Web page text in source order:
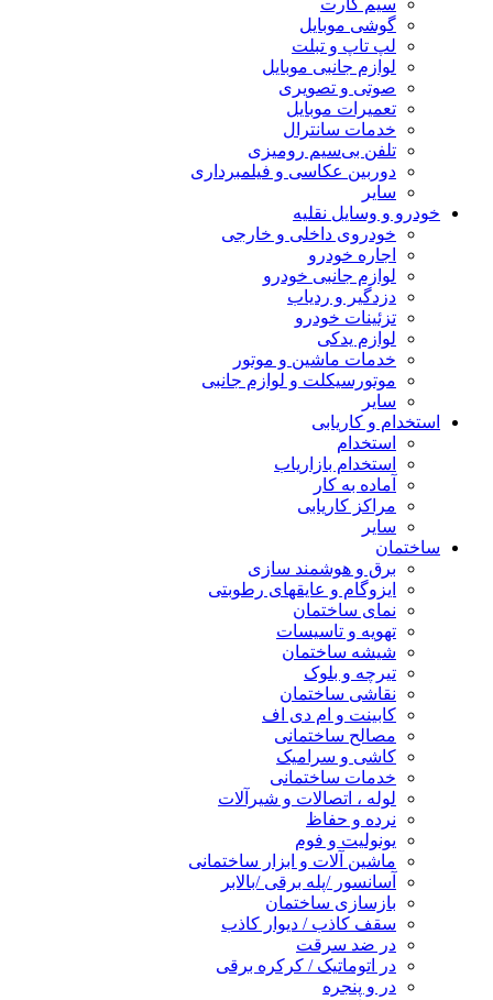
سیم کارت
گوشی موبایل
لپ تاپ و تبلت
لوازم جانبی موبایل
صوتی و تصویری
تعمیرات موبایل
خدمات سانترال
تلفن بی‌سیم رومیزی
دوربین عکاسی و فیلمبرداری
سایر
خودرو و وسایل نقلیه
خودروی داخلی و خارجی
اجاره خودرو
لوازم جانبی خودرو
دزدگیر و ردیاب
تزئینات خودرو
لوازم یدکی
خدمات ماشین و موتور
موتورسیکلت و لوازم جانبی
سایر
استخدام و کاریابی
استخدام
استخدام بازاریاب
آماده به کار
مراکز کاریابی
سایر
ساختمان
برق و هوشمند سازی
ایزوگام و عایقهای رطوبتی
نمای ساختمان
تهویه و تاسیسات
شیشه ساختمان
تیرچه و بلوک
نقاشی ساختمان
کابینت و ام دی اف
مصالح ساختمانی
کاشی و سرامیک
خدمات ساختمانی
لوله ، اتصالات و شیرآلات
نرده و حفاظ
یونولیت و فوم
ماشین آلات و ابزار ساختمانی
آسانسور /پله برقی /بالابر
بازسازی ساختمان
سقف کاذب / دیوار کاذب
در ضد سرقت
در اتوماتیک / کرکره برقی
در و پنجره